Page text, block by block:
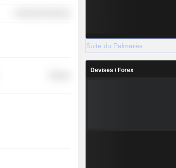
Suite du Palmarès
Devises / Forex